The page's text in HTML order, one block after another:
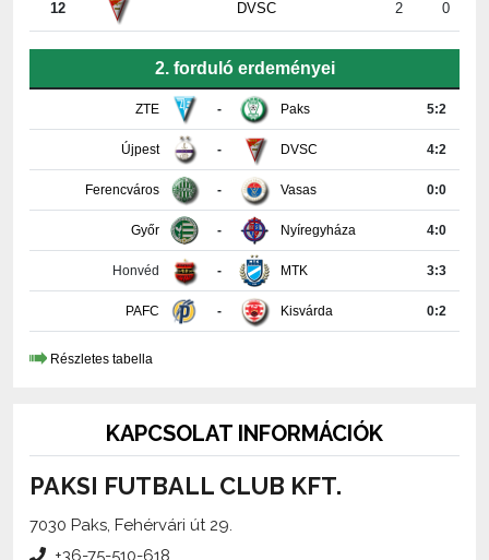
ZTE - Paks
Újpest DVSC 4:2
Ferencváros Vasas 0:0
Győr Nyíregyháza 4:0
Honvéd MTK 3:3
PAFC Kisvárda 0:2
Részletes tabella
PAKSI FUTBALL CLUB KFT.
7030 Paks, Fehérvári út 29.